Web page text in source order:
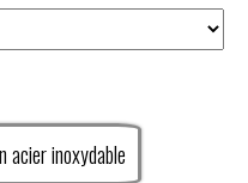
acier inoxydable